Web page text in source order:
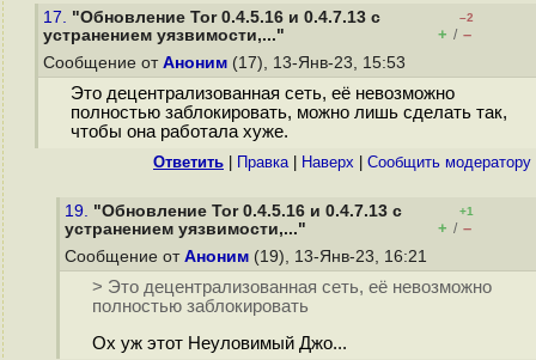
17. "Обновление Tor 0.4.5.16 и 0.4.7.13 с
устранением уязвимости,..."
–2
+ / –
Сообщение от Аноним (17), 13-Янв-23, 15:53
Это децентрализованная сеть, её невозможно
полностью заблокировать, можно лишь сделать так,
чтобы она работала хуже.
Ответить Правка| Наверх Cообщить модератору
19. "Обновление Tor 0.4.5.16 и 0.4.7.13 с
устранением уязвимости,..."
+1
+ / –
Сообщение от Аноним (19), 13-Янв-23, 16:21
> Это децентрализованная сеть, её невозможно
полностью заблокировать
Ох уж этот Неуловимый Джо...